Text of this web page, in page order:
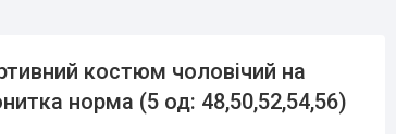
костюм чоловічий на
норма (5 од: 48,50,52,54,56)